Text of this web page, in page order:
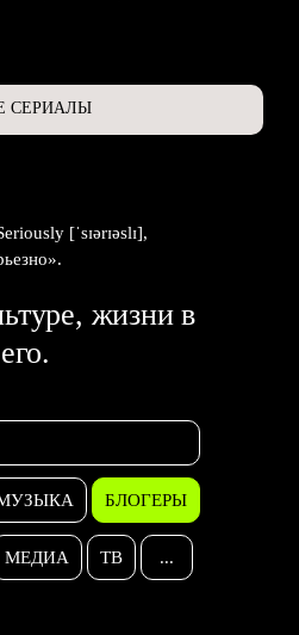
СЕРИАЛЫ
[ˈsɪərɪəslɪ],
жизни в
БЛОГЕРЫ
МЕДИА ТВ ...